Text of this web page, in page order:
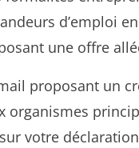
d’emploi
une offre
proposant un
votre